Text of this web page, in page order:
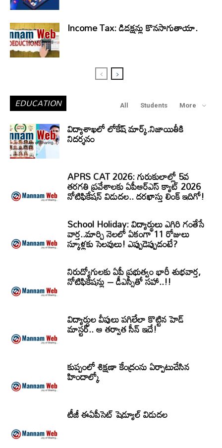
Income Tax: డిడక్షన్లు కొనసాగుతాయా.
EDUCATION All Students More
విద్యాశాఖలో లోకేష్ మార్క్.నిజాయితీకి
నిదర్శనం
APRS CAT 2026: గురుకులాల్లో 5వ
తరగతి ప్రవేశాలకు ఏపీఆర్‌ఎస్‌ క్యాట్‌ 2026
నోటిఫికేషన్‌ విడుదల.. దరఖాస్తు లింక్‌ ఇదిగో!
School Holiday: విద్యార్థులు ఎగిరి గంతేసే
వార్త..మార్చి నెలలో ఏకంగా 11 రోజులు
స్కూళ్లకు సెలవులు! ఎప్పుడెప్పుడంటే?
నిరుద్యోగులకు ఏపీ ప్రభుత్వం భారీ శుభవార్త,
నోటిఫికేషన్లు – డీఎస్సీతో సహా..!!
విద్యార్ధుల వీపులు పగిలేలా కొట్టిన హెడ్
మాస్టర్.. ఆ తర్వాత సీన్‌ ఇదే!
కుప్పంలో శిక్షణా కేంద్రంను ఏర్పాటుచేసిన
హిందాల్కో
టీజీ ఈఏపీసెట్‌ షెడ్యూల్‌ విడుదల